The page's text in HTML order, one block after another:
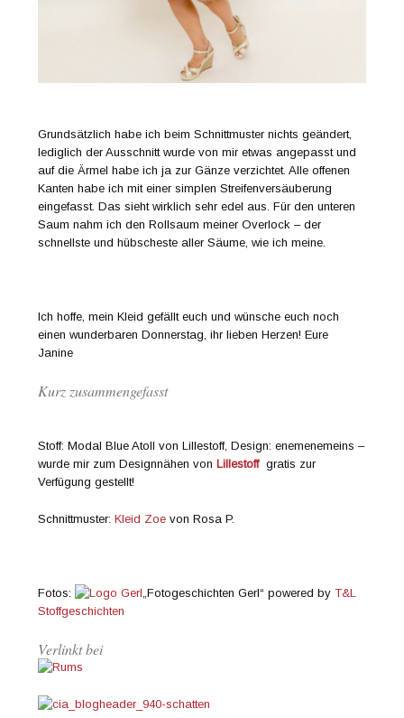
Grundsätzlich habe ich beim Schnittmuster nichts geändert,
lediglich der Ausschnitt wurde von mir etwas angepasst und
auf die Ärmel habe ich ja zur Gänze verzichtet. Alle offenen
Kanten habe ich mit einer simplen Streifenversäuberung
eingefasst. Das sieht wirklich sehr edel aus. Für den unteren
Saum nahm ich den Rollsaum meiner Overlock – der
schnellste und hübscheste aller Säume, wie ich meine.
Ich hoffe, mein Kleid gefällt euch und wünsche euch noch
einen wunderbaren Donnerstag, ihr lieben Herzen! Eure
Janine
Kurz zusammengefasst
Stoff: Modal Blue Atoll von Lillestoff, Design: enemenemeins –
wurde mir zum Designnähen von Lillestoffgratis zur
Verfügung gestellt!
Schnittmuster:Kleid Zoe von Rosa P.
Fotos: „Fotogeschichten Gerl“ powered byT&L
Stoffgeschichten
Verlinkt bei